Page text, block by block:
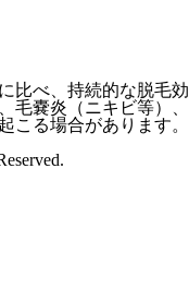
比べ、持続的な脱毛効
毛嚢炎（ニキビ等）、
こる場合があります。